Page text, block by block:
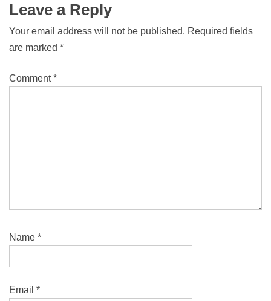
Leave a Reply
Your email address will not be published. Required fields
are marked *
Comment*
Name *
Email *